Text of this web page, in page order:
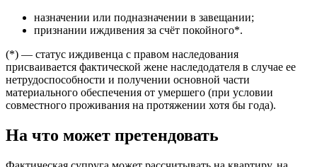
назначении или подназначении в завещании;
признании иждивения за счёт покойного*.
(*) — статус иждивенца с правом наследования
присваивается фактической жене наследодателя в случае ее
нетрудоспособности и получении основной части
материального обеспечения от умершего (при условии
совместного проживания на протяжении хотя бы года).
На что может претендовать